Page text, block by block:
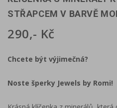
STŘAPCEM V BARVĚ
290,- Kč
Chcete být výjimečná?
Noste šperky Jewels by Romi!